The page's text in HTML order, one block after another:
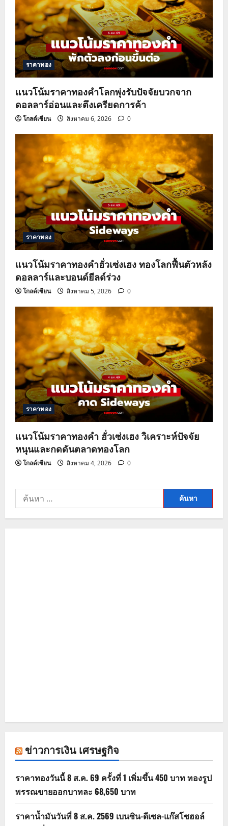
g
a
t
i
o
n
ราคาทอง
แนวโน้มราคาทองคำโลกพุ่งรับปัจจัยบวกจาก
ดอลลาร์อ่อนและตึงเครียดการค้า
โกลด์เซียน สิงหาคม 6, 2026 0
ราคาทอง
แนวโน้มราคาทองคำฮั่วเซ่งเฮง ทองโลกฟื้นตัวหลัง
ดอลลาร์และบอนด์ยีลด์ร่วง
โกลด์เซียน สิงหาคม 5, 2026 0
ราคาทอง
แนวโน้มราคาทองคำ ฮั่วเซ่งเฮง วิเคราะห์ปัจจัย
หนุนและกดดันตลาดทองโลก
โกลด์เซียน สิงหาคม 4, 2026 0
ค้นหา
สำหรับ:
ข่าวการเงิน เศรษฐกิจ
ราคาทองวันนี้ 8 ส.ค. 69 ครั้งที่ 1 เพิ่มขึ้น 450 บาท ทองรูป
พรรณขายออกบาทละ 68,650 บาท
ราคาน้ำมันวันที่ 8 ส.ค. 2569 เบนซิน-ดีเซล-แก๊สโซฮอล์